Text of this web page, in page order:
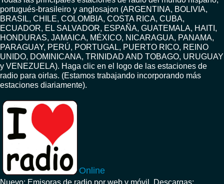
portugués-brasileiro y anglosajon (ARGENTINA, BOLIVIA,
BRASIL, CHILE, COLOMBIA, COSTA RICA, CUBA,
ECUADOR, EL SALVADOR, ESPAÑA, GUATEMALA, HAITI,
HONDURAS, JAMAICA, MÉXICO, NICARAGUA, PANAMA,
PARAGUAY, PERÚ, PORTUGAL, PUERTO RICO, REINO
UNIDO, DOMINICANA, TRINIDAD AND TOBAGO, URUGUAY
y VENEZUELA). Haga clic en el logo de las estaciones de
radio para oirlas. (Estamos trabajando incorporando más
estaciones diariamente).
Online
Nuevo: Emisoras de radio por web y móvil. Descargas: